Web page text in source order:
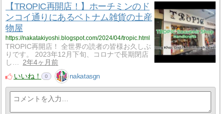
【TROPIC再開店！】ホーチミンのド
ンコイ通りにあるベトナム雑貨の土産
物屋
https://nakatakiyoshi.blogspot.com/2024/04/tropic.html
TROPIC再開店！ 全世界の読者の皆様お久しぶ
りです。 2023年12月下旬、コロナで長期閉店
し…
2年4ヶ月前
いいね！
0 nakatasgn